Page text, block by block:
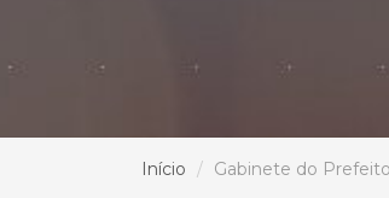
Início Gabinete do Prefeito